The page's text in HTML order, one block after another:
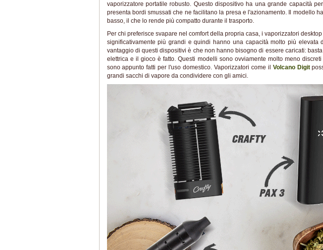
vaporizzatore portatile robusto. Questo dispositivo ha una grande capacità
presenta bordi smussati che ne facilitano la presa e l'azionamento. Il modello
basso, il che lo rende più compatto durante il trasporto.
Per chi preferisce svapare nel comfort della propria casa, i vaporizzatori
significativamente più grandi e quindi hanno una capacità molto più elevata
vantaggio di questi dispositivi è che non hanno bisogno di essere caricati:
elettrica e il gioco è fatto. Questi modelli sono ovviamente molto meno
sono appunto fatti per l'uso domestico. Vaporizzatori come il Volcano Digit
grandi sacchi di vapore da condividere con gli amici.